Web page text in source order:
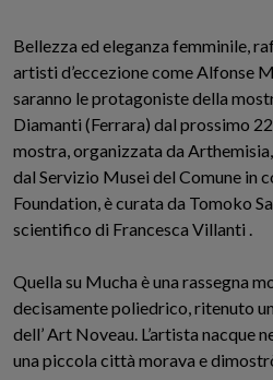
Bellezza ed eleganza femminile,
artisti d’eccezione come Alfonse
saranno le protagoniste della
Diamanti (Ferrara) dal prossimo
mostra, organizzata da
dal Servizio Musei del Comune in
Foundation, è curata da Tomoko
scientifico di Francesca Villanti .
Quella su Mucha è una rassegna
decisamente poliedrico, ritenuto
dell’ Art Noveau. L’artista nacque
una piccola città morava e